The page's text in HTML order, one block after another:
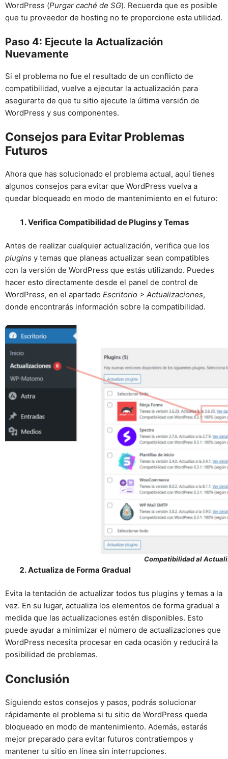
WordPress (Purgar caché de SG). Recuerda que es posible
que tu proveedor de hosting no te proporcione esta utilidad.
Paso 4: Ejecute la Actualización
Nuevamente
Si el problema no fue el resultado de un conflicto de
compatibilidad, vuelve a ejecutar la actualización para
asegurarte de que tu sitio ejecute la última versión de
WordPress y sus componentes.
Consejos para Evitar Problemas
Futuros
Ahora que has solucionado el problema actual, aquí tienes
algunos consejos para evitar que WordPress vuelva a
quedar bloqueado en modo de mantenimiento en el futuro:
Verifica Compatibilidad de Plugins y Temas
Antes de realizar cualquier actualización, verifica que los
plugins y temas que planeas actualizar sean compatibles
con la versión de WordPress que estás utilizando. Puedes
hacer esto directamente desde el panel de control de
WordPress, en el apartado Escritorio > Actualizaciones,
donde encontrarás información sobre la compatibilidad.
Compatibilidad al
Actualiza de Forma Gradual
Evita la tentación de actualizar todos tus plugins y temas a la
vez. En su lugar, actualiza los elementos de forma gradual a
medida que las actualizaciones estén disponibles. Esto
puede ayudar a minimizar el número de actualizaciones que
WordPress necesita procesar en cada ocasión y reducirá la
posibilidad de problemas.
Conclusión
Siguiendo estos consejos y pasos, podrás solucionar
rápidamente el problema si tu sitio de WordPress queda
bloqueado en modo de mantenimiento. Además, estarás
mejor preparado para evitar futuros contratiempos y
mantener tu sitio en línea sin interrupciones.